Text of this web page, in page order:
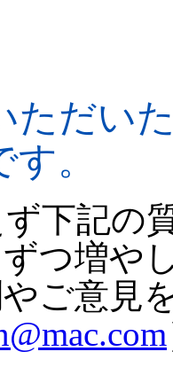
ただい
。
下記の
つ増や
ご意見